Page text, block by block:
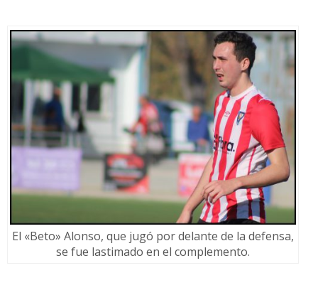
El «Beto» Alonso, que jugó por delante de la defensa,
se fue lastimado en el complemento.